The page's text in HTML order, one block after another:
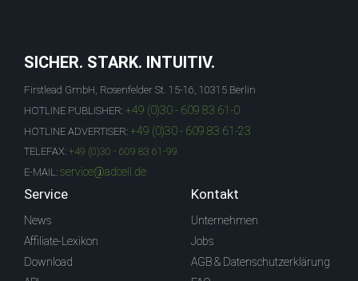
SICHER. STARK. INTUITIV.
Firstlead GmbH, Rosenfelder St. 15-16, 10315 Berlin
HOTLINE PUBLISHER: +49 (0)30 - 609 83 61-0
HOTLINE ADVERTISER: +49 (0)30 - 609 83 61-23
TELEFAX: +49 (0)30 - 609 83 61-99
E-MAIL: service@adcell.de
Service
News
Affiliate-Lexikon
Download
Kontakt
Unternehmen
Jobs
AGB & Datenschutzerklärung